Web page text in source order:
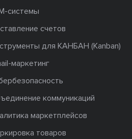
системы
счетов
для КАНБАН (Kanban)
маркетинг
коммуникаций
маркетплейсов
товаров